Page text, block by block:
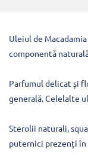
Uleiul de
componentă
Parfumul delicat și
generală. Celelalte
Sterolii naturali,
puternici prezenți în